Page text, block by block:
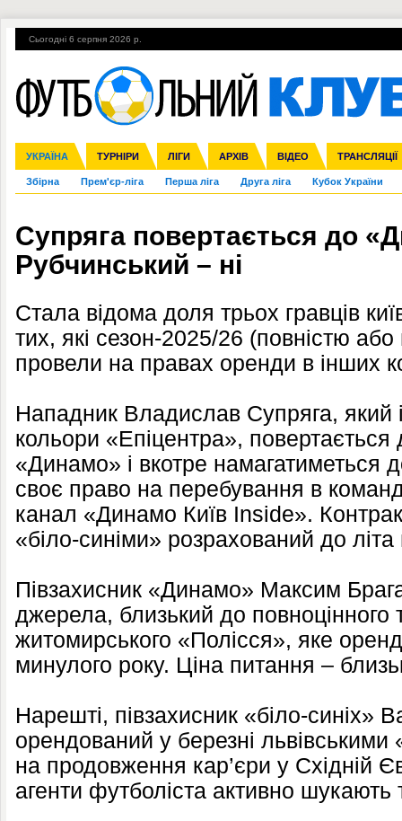
Сьогодні 6 серпня 2026 р.
УКРАЇНА ТУРНІРИ ЛІГИ АРХІВ ВІДЕО ТРАНСЛЯЦІЇ
Збірна Прем'єр-ліга Перша ліга Друга ліга Кубок України
Ліга чемпіонів Ліга Європи Міжнародні Ліга націй Ліга
Англія Іспанія Італія Німеччина Франція Інші
ЧС-2014 ЄВРО-2016 Росія Кубок конфедерацій ЧЄ-2015 (U-
Гарячі теми УПЛ, 1-й тур ВІЙНА УПЛ-ПЕРЕХОДИ
Супряга повертається до
Рубчинський – ні
Стала відома доля трьох гравців
тих, які сезон-2025/26 (повністю
провели на правах оренди в інших
Нападник Владислав Супряга, який
кольори «Епіцентра»,
«Динамо» і вкотре намагатиметься
своє право на перебування в
канал «Динамо Київ Inside».
«біло-синіми» розрахований до літа
Півзахисник «Динамо» Максим
джерела, близький до
житомирського «Полісся», яке
минулого року. Ціна питання –
Нарешті, півзахисник «біло-синіх»
орендований у березні
на продовження кар’єри у Східній
агенти футболіста активно